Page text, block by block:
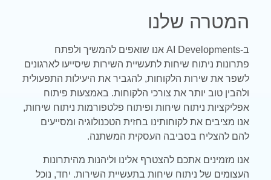
המטרה שלנו
ב-AI Developments אנו שואפים להמשיך ולפתח
פתרונות ניתוח שיחות לתעשיית השירות שיסייעו לארגונים
לשפר את שירות הלקוחות, להגביר את היעילות התפעולית
ולהבין טוב יותר את צורכי הלקוחות. באמצעות פיתוח
אפליקציות ניתוח שיחות ופיתוח פלטפורמות ניתוח שיחות,
אנו מציבים את לקוחותינו בחזית הטכנולוגיה ומסייעים
להם להצליח בסביבה העסקית המשתנה.
אנו מזמינים אתכם להצטרף אלינו וליהנות מהיתרונות
העצומים של ניתוח שיחות בתעשיית השירות. יחד, נוכל